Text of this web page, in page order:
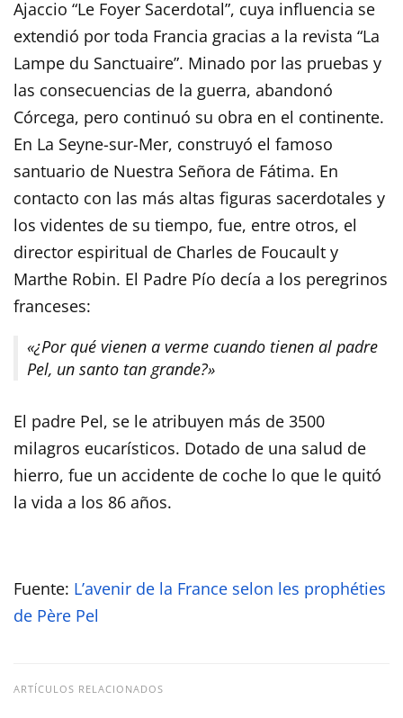
Ajaccio “Le Foyer Sacerdotal”, cuya influencia se
extendió por toda Francia gracias a la revista “La
Lampe du Sanctuaire”. Minado por las pruebas y
las consecuencias de la guerra, abandonó
Córcega, pero continuó su obra en el continente.
En La Seyne-sur-Mer, construyó el famoso
santuario de Nuestra Señora de Fátima. En
contacto con las más altas figuras sacerdotales y
los videntes de su tiempo, fue, entre otros, el
director espiritual de Charles de Foucault y
Marthe Robin. El Padre Pío decía a los peregrinos
franceses:
«¿Por qué vienen a verme cuando tienen al padre
Pel, un santo tan grande?»
El padre Pel, se le atribuyen más de 3500
milagros eucarísticos. Dotado de una salud de
hierro, fue un accidente de coche lo que le quitó
la vida a los 86 años.
Fuente: L’avenir de la France selon les prophéties
de Père Pel
ARTÍCULOS RELACIONADOS